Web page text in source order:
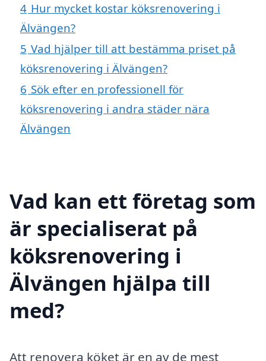
4 Hur mycket kostar köksrenovering i
Älvängen?
5 Vad hjälper till att bestämma priset på
köksrenovering i Älvängen?
6 Sök efter en professionell för
köksrenovering i andra städer nära
Älvängen
Vad kan ett företag som
är specialiserat på
köksrenovering i
Älvängen hjälpa till
med?
Att renovera köket är en av de mest